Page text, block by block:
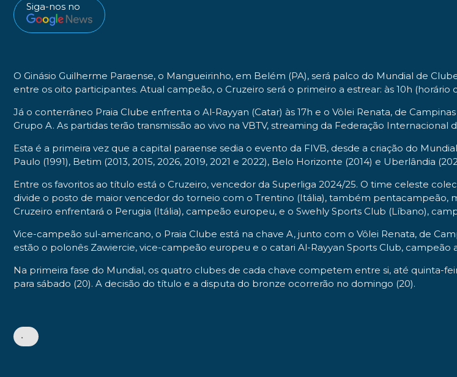
Siga-nos no
O Ginásio Guilherme Paraense, o Mangueirinho, em Belém (PA), será palco do Mundial de
entre os oito participantes. Atual campeão, o Cruzeiro será o primeiro a estrear: às 10h
Já o conterrâneo Praia Clube enfrenta o Al-Rayyan (Catar) às 17h e o Vôlei Renata, de
Grupo A. As partidas terão transmissão ao vivo na VBTV, streaming da Federação Internacional
Esta é a primeira vez que a capital paraense sedia o evento da FIVB, desde a criação do
Paulo (1991), Betim (2013, 2015, 2026, 2019, 2021 e 2022), Belo Horizonte (2014) e Uberlândia
Entre os favoritos ao título está o Cruzeiro, vencedor da Superliga 2024/25. O time celeste
divide o posto de maior vencedor do torneio com o Trentino (Itália), também pentacampeão,
Cruzeiro enfrentará o Perugia (Itália), campeão europeu, e o Swehly Sports Club (Líbano),
Vice-campeão sul-americano, o Praia Clube está na chave A, junto com o Vôlei Renata, de
estão o polonês Zawiercie, vice-campeão europeu e o catari Al-Rayyan Sports Club, campeão
Na primeira fase do Mundial, os quatro clubes de cada chave competem entre si, até quinta-
para sábado (20). A decisão do título e a disputa do bronze ocorrerão no domingo (20).
•